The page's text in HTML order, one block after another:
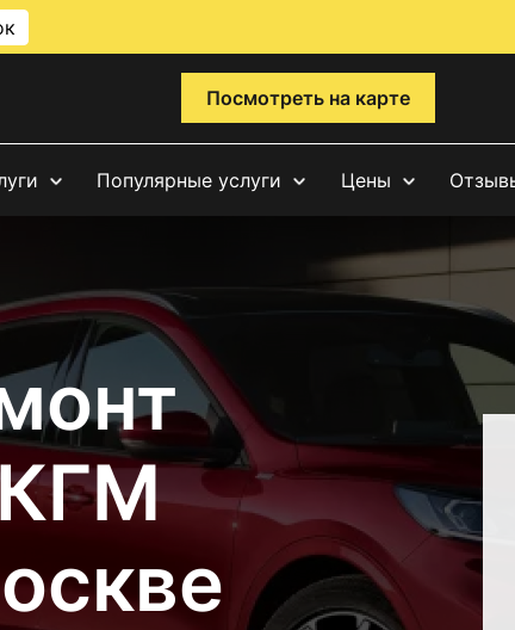
Посмотреть на карте
Популярные услуги Цены